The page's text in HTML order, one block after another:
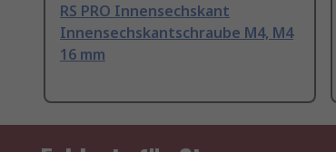
RS PRO Innensechskant
Innensechskantschraube M4, M4
16 mm